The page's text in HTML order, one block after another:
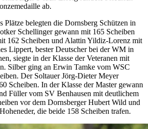
ab.
Plätze belegten die Dornsberg Schützen in
Schellinger gewann mit 165 Scheiben
162 Scheiben und Alattin Yildiz-Lorenz mit
Lippert, bester Deutscher bei der WM in
siegte in der Klasse der Veteranen mit
Silber ging an Erwin Tamke vom WSC
Der Soltauer Jörg-Dieter Meyer
Scheiben. In der Klasse der Master gewann
Füller vom SV Benhausen mit deutlichem
vor dem Dornsberger Hubert Wild und
die beide 158 Scheiben trafen.